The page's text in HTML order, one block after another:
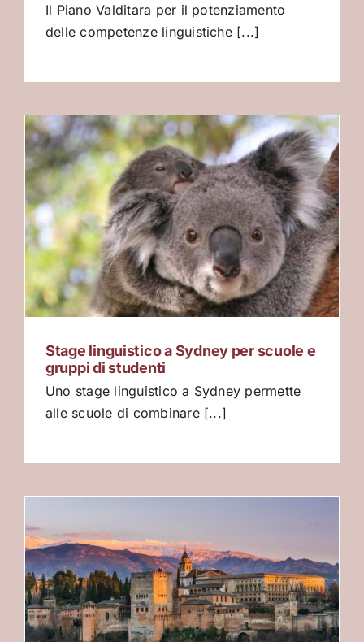
Il Piano Valditara per il potenziamento
delle competenze linguistiche [...]
Stage linguistico a Sydney per scuole e
gruppi di studenti
Uno stage linguistico a Sydney permette
alle scuole di combinare [...]